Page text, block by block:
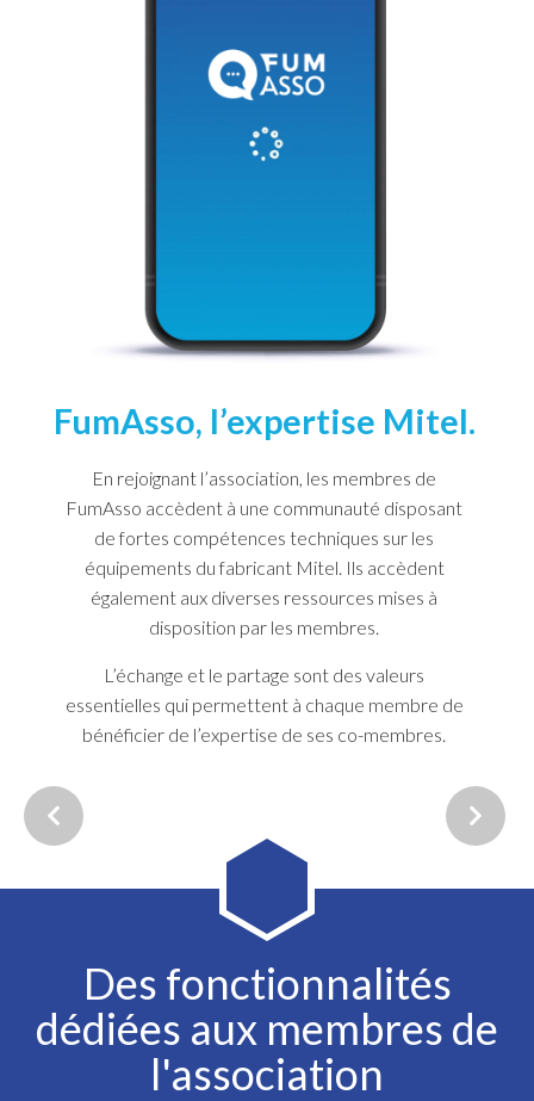
FumAsso, l’expertise Mitel.
En rejoignant l’association, les membres de
FumAsso accèdent à une communauté disposant
de fortes compétences techniques sur les
équipements du fabricant Mitel. Ils accèdent
également aux diverses ressources mises à
disposition par les membres.
L’échange et le partage sont des valeurs
essentielles qui permettent à chaque membre de
bénéficier de l’expertise de ses co-membres.
Des fonctionnalités
dédiées aux membres de
l'association